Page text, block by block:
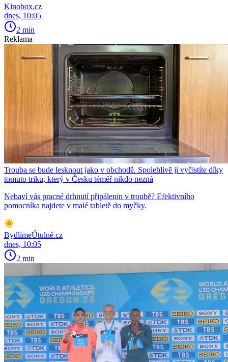
Kinobox.cz
dnes, 10:05
2 min
Reklama
Trouba se bude lesknout jako v obchodě. Spolehlivě ji vyčistíte díky
tomuto triku, který v Česku téměř nikdo nezná
Nebaví vás pracné drhnutí připálenin v troubě? Efektivního
pomocníka najdete v malé tabletě do myčky.
BydlímeÚtulně.cz
dnes, 10:05
2 min